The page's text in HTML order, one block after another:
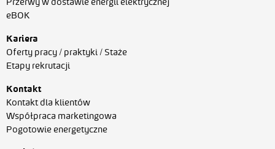
eBOK
Kariera
Oferty pracy / praktyki / Staże
Etapy rekrutacji
Kontakt
Kontakt dla klientów
Współpraca marketingowa
Pogotowie energetyczne